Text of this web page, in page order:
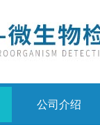
公司介绍